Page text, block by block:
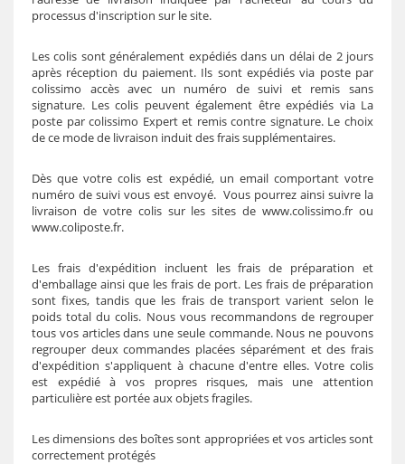
processus d'inscription sur le site.
Les colis sont généralement expédiés dans un délai de 2 jours
après réception du paiement. Ils sont expédiés via poste par
colissimo accès avec un numéro de suivi et remis sans
signature. Les colis peuvent également être expédiés via La
poste par colissimo Expert et remis contre signature. Le choix
de ce mode de livraison induit des frais supplémentaires.
Dès que votre colis est expédié, un email comportant votre
numéro de suivi vous est envoyé. Vous pourrez ainsi suivre la
livraison de votre colis sur les sites de www.colissimo.fr ou
www.coliposte.fr.
Les frais d'expédition incluent les frais de préparation et
d'emballage ainsi que les frais de port. Les frais de préparation
sont fixes, tandis que les frais de transport varient selon le
poids total du colis. Nous vous recommandons de regrouper
tous vos articles dans une seule commande. Nous ne pouvons
regrouper deux commandes placées séparément et des frais
d'expédition s'appliquent à chacune d'entre elles. Votre colis
est expédié à vos propres risques, mais une attention
particulière est portée aux objets fragiles.
Les dimensions des boîtes sont appropriées et vos articles sont
correctement protégés